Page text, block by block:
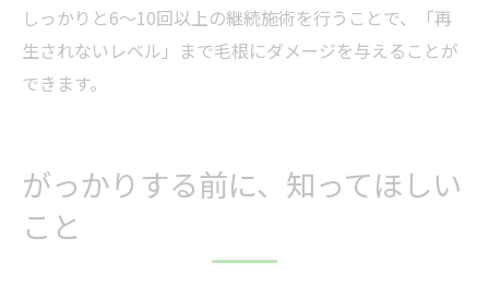
しっかりと6〜10回以上の継続施術を行うことで、「再
生されないレベル」まで毛根にダメージを与えることが
できます。
がっかりする前に、知ってほしい
こと